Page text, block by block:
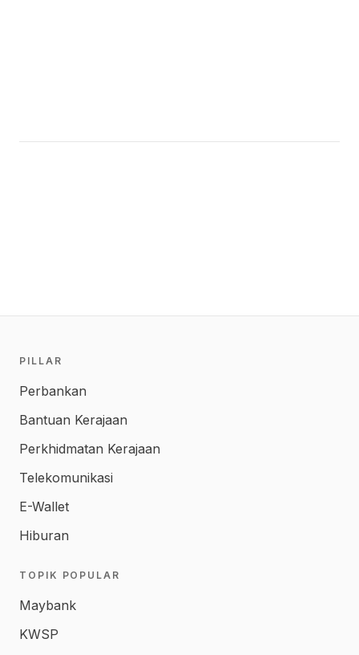
PILLAR
Perbankan
Bantuan Kerajaan
Perkhidmatan Kerajaan
Telekomunikasi
E-Wallet
Hiburan
TOPIK POPULAR
Maybank
KWSP